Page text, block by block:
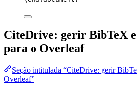
CiteDrive: gerir BibTeX
para o Overleaf
Seção intitulada “CiteDrive: gerir
Overleaf”